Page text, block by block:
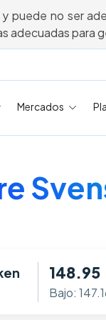
puede no ser
adecuadas para
Mercados
148.95
Bajo: